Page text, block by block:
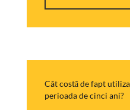
Cât costă de fapt
perioada de cinci ani?